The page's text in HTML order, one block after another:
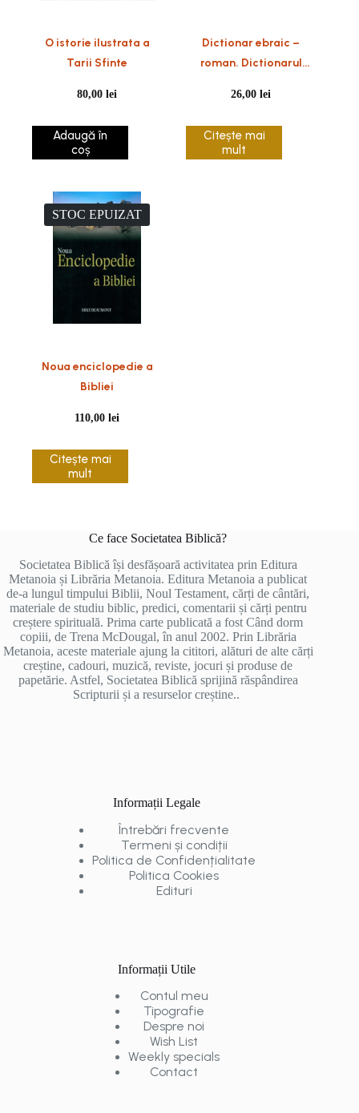
O istorie ilustrata a
Tarii Sfinte
80,00lei
Adaugă în
coș
Dictionar ebraic –
roman. Dictionarul
26,00lei
Citește mai
mult
STOC EPUIZAT
Noua enciclopedie a
Bibliei
110,00lei
Citește mai
mult
Ce face Societatea Biblică?
Societatea Biblică își desfășoară activitatea prin Editura
Metanoia și Librăria Metanoia. Editura Metanoia a publicat
de-a lungul timpului Biblii, Noul Testament, cărți de cântări,
materiale de studiu biblic, predici, comentarii și cărți pentru
creștere spirituală. Prima carte publicată a fost Când dorm
copiii, de Trena McDougal, în anul 2002. Prin Librăria
Metanoia, aceste materiale ajung la cititori, alături de alte cărți
creștine, cadouri, muzică, reviste, jocuri și produse de
papetărie. Astfel, Societatea Biblică sprijină răspândirea
Scripturii și a resurselor creștine..
Informații Legale
Întrebări frecvente
Termeni și condiții
Politica de Confidențialitate
Politica Cookies
Edituri
Informații Utile
Contul meu
Tipografie
Despre noi
Wish List
Weekly specials
Contact